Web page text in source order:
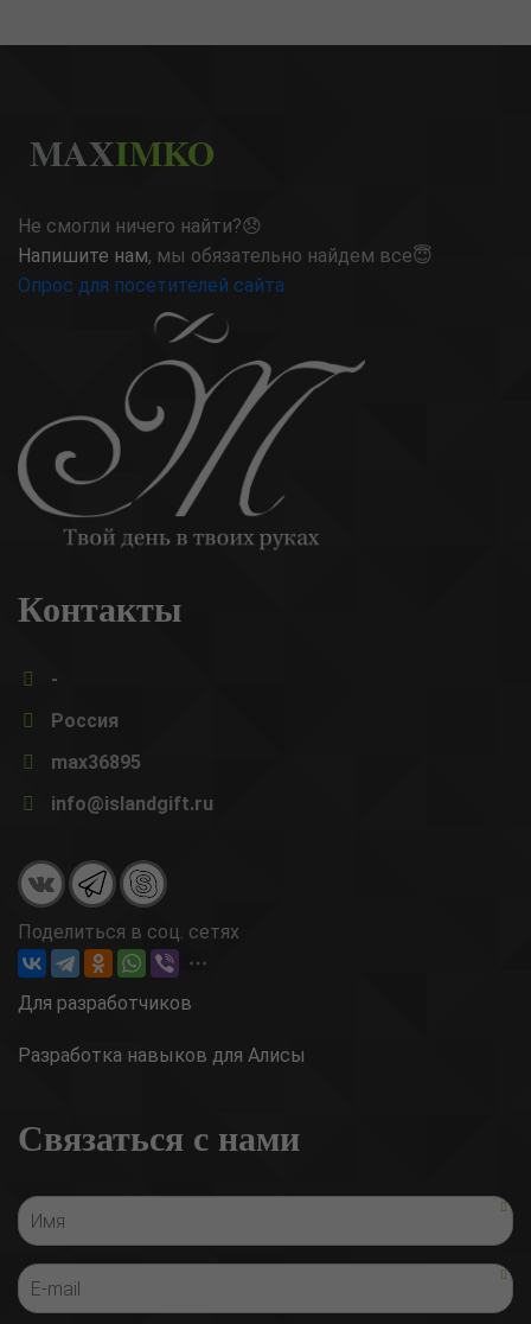
MAXIMKO
Не смогли ничего найти?😞
Напишите нам, мы обязательно найдем все😇
Опрос для посетителей сайта
Контакты
-
Россия
max36895
info@islandgift.ru
Поделиться в соц. сетях
Для разработчиков
Разработка навыков для Алисы
Связаться с нами